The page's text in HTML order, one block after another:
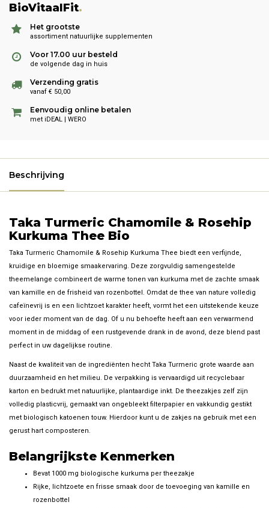
BioVitaalFit.
Het grootste
assortiment natuurlijke supplementen
Voor 17.00 uur besteld
de volgende dag in huis
Verzending gratis
vanaf € 50,00
Eenvoudig online betalen
met iDEAL | WERO
Beschrijving
Taka Turmeric Chamomile & Rosehip
Kurkuma Thee Bio
Taka Turmeric Chamomile & Rosehip Kurkuma Thee biedt een verfijnde,
kruidige en bloemige smaakervaring. Deze zorgvuldig samengestelde
theemelange combineert de warme tonen van kurkuma met de zachte smaak
van kamille en de frisheid van rozenbottel. Omdat de thee van nature volledig
cafeïnevrij is en een lichtzoet karakter heeft, vormt het een uitstekende keuze
voor ieder moment van de dag. Of u nu behoefte heeft aan een verwarmend
moment in de middag of een rustgevende drank in de avond, deze blend past
perfect in uw dagelijkse routine.
Naast de kwaliteit van de ingrediënten hecht Taka Turmeric grote waarde aan
duurzaamheid en het milieu. De verpakking is vervaardigd uit recyclebaar
karton en bedrukt met natuurlijke, plantaardige inkt. De theezakjes zelf zijn
volledig plasticvrij, gemaakt van ongebleekt filterpapier en vakkundig gestikt
met biologisch katoenen touw. Hierdoor kunt u de zakjes na gebruik met een
gerust hart composteren.
Belangrijkste Kenmerken
Bevat 1000 mg biologische kurkuma per theezakje
Rijke, lichtzoete en frisse smaak door de toevoeging van kamille en
rozenbottel